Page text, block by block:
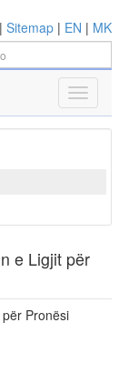
| Sitemap | EN | MK
e Ligjit për
Pronësi